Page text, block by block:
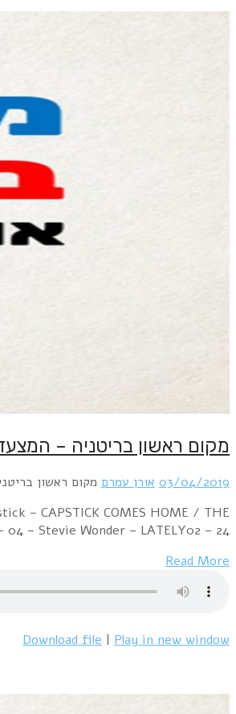
April 1981 06 – 01 – 01 – Shakin'